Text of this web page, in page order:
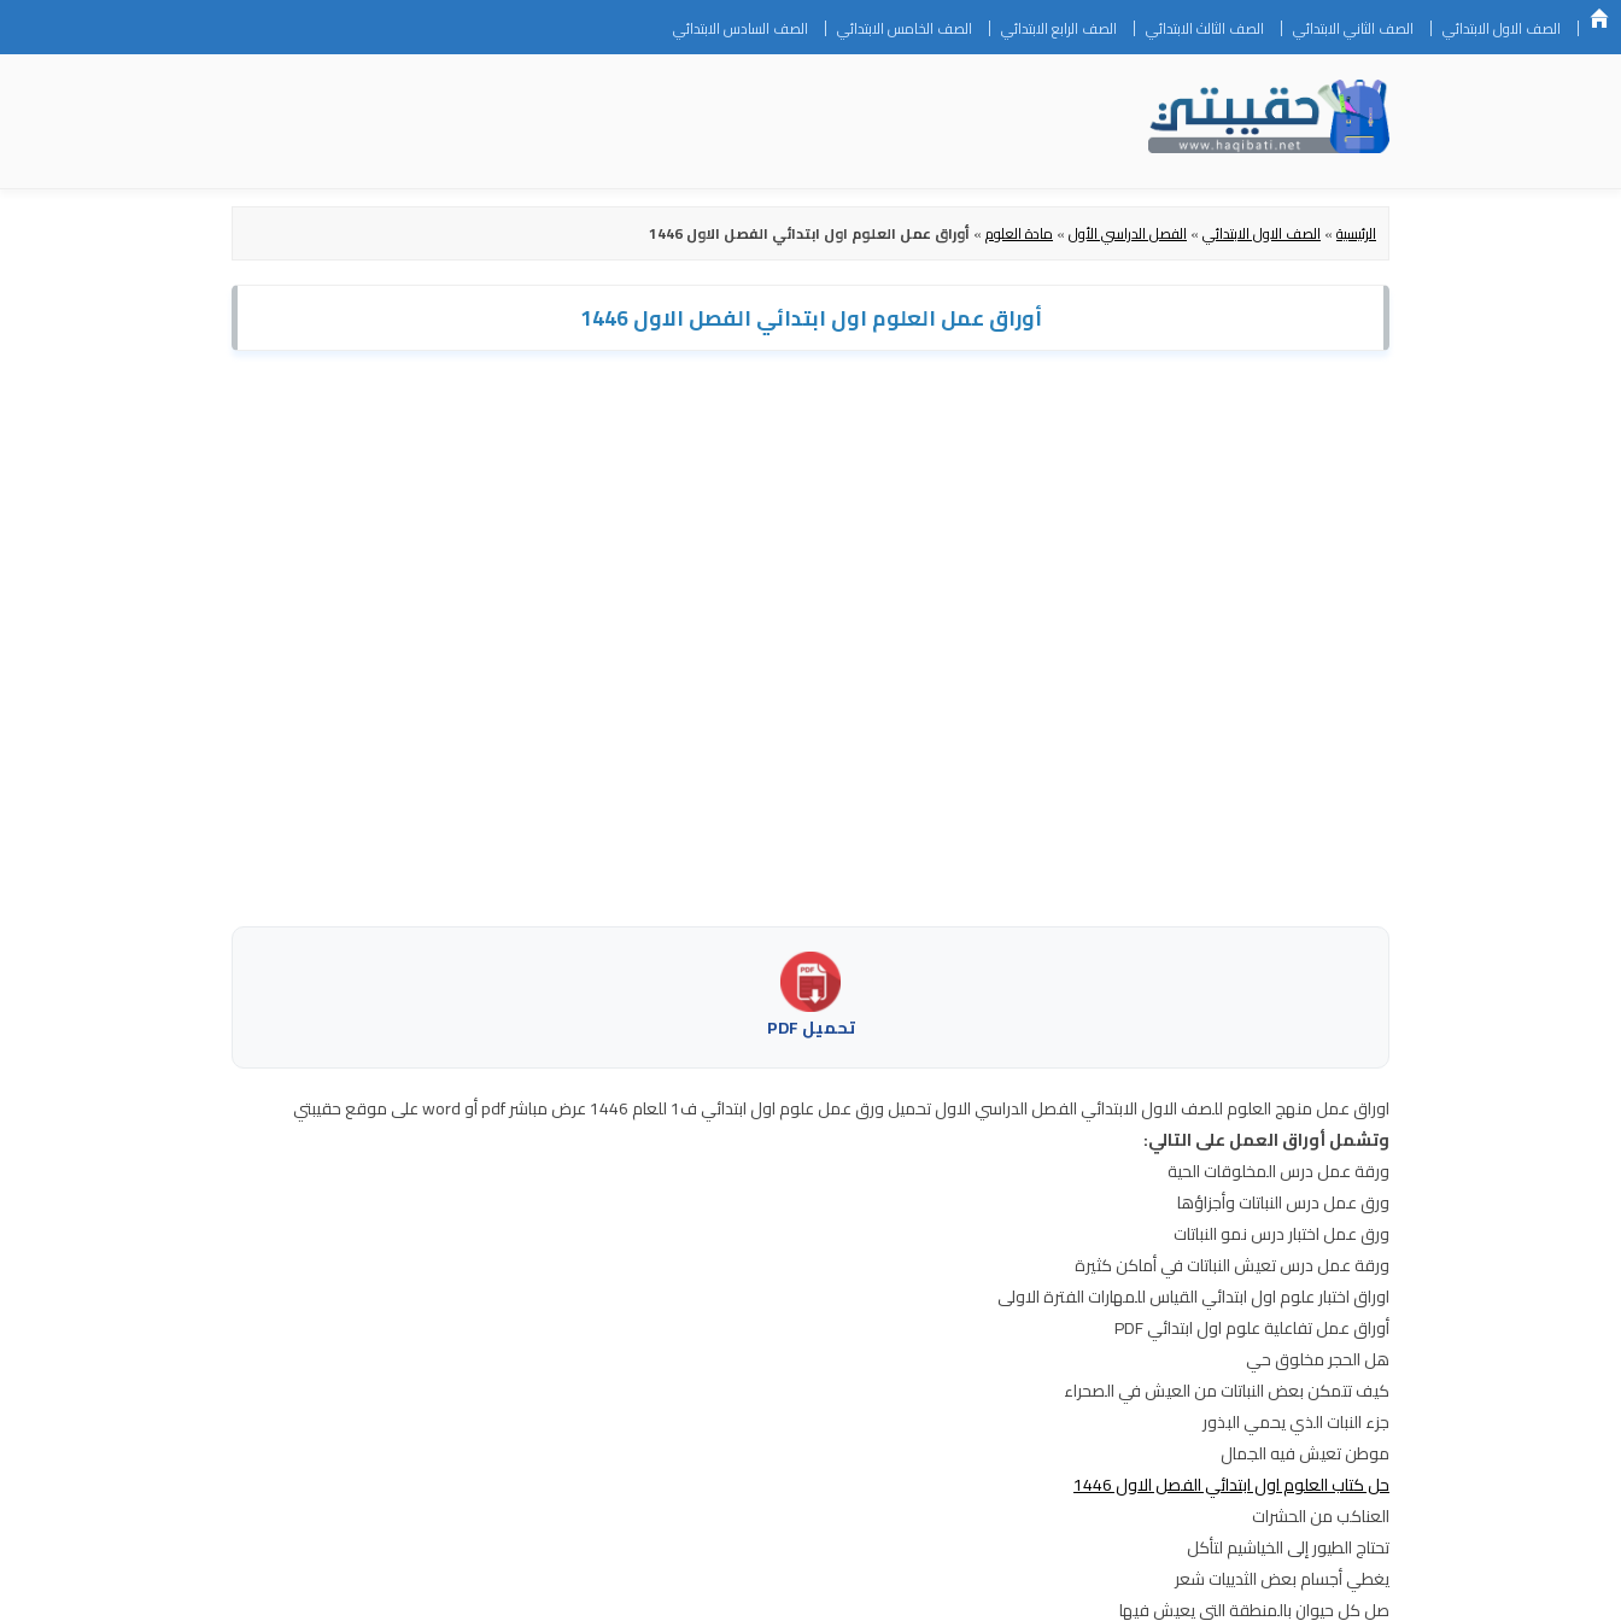
Skip
to
الصف الاول الابتدائي الصف الثاني الابتدائي الصف الثالث الابتدائي الصف الرابع الابتدائي الصف الخامس الابتدائي الصف السادس الابتدائي
الرئيسية»الصف الاول الابتدائي»الفصل الدراسي الأول»مادة العلوم»أوراق عمل العلوم اول ابتدائي الفصل الاول 1446
أوراق عمل العلوم اول ابتدائي الفصل الاول 1446
تحميل PDF
اوراق عمل منهج العلوم للصف الاول الابتدائي الفصل الدراسي الاول تحميل ورق عمل علوم اول ابتدائي ف1 للعام 1446 عرض مباشر pdf أو word على موقع حقيبتي
وتشمل أوراق العمل على التالي:
ورقة عمل درس المخلوقات الحية
ورق عمل درس النباتات وأجزاؤها
ورق عمل اختبار درس نمو النباتات
ورقة عمل درس تعيش النباتات في أماكن كثيرة
اوراق اختبار علوم اول ابتدائي القياس للمهارات الفترة الاولى
أوراق عمل تفاعلية علوم اول ابتدائي PDF
هل الحجر مخلوق حي
كيف تتمكن بعض النباتات من العيش في الصحراء
جزء النبات الذي يحمي البذور
موطن تعيش فيه الجمال
حل كتاب العلوم اول ابتدائي الفصل الاول 1446
العناكب من الحشرات
تحتاج الطيور إلى الخياشيم لتأكل
يغطي أجسام بعض الثدييات شعر
صل كل حيوان بالمنطقة التي يعيش فيها